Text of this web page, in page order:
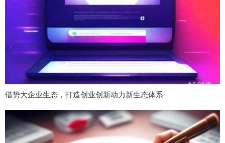
借势大企业生态，打造创业创新动力新生态体系